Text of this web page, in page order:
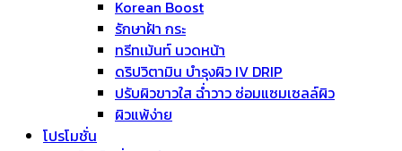
Korean Boost
รักษาฝ้า กระ
ทรีทเม้นท์ นวดหน้า
ดริปวิตามิน บำรุงผิว IV DRIP
ปรับผิวขาวใส ฉ่ำวาว ซ่อมแซมเซลล์ผิว
ผิวแพ้ง่าย
โปรโมชั่น